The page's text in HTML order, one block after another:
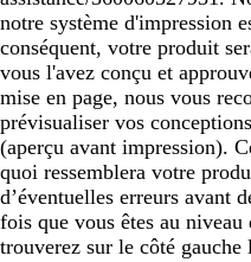
notre système d'impression
conséquent, votre produit
vous l'avez conçu et
mise en page, nous vous
prévisualiser vos
(aperçu avant impression).
quoi ressemblera votre
d’éventuelles erreurs avant
fois que vous êtes au
trouverez sur le côté